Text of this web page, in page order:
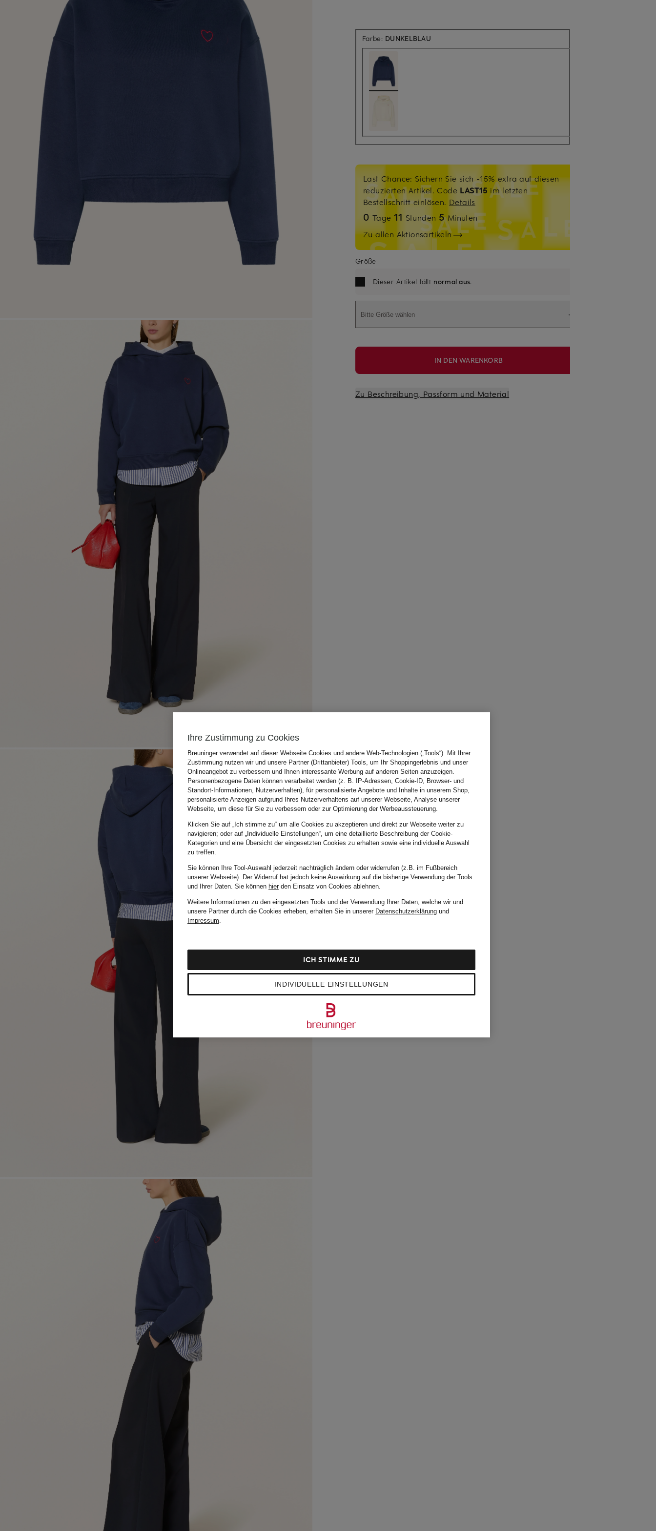
Farbe: DUNKELBLAU
Last Chance: Sichern Sie sich -15% extra auf diesen
reduzierten Artikel. Code LAST15 im letzten
Bestellschritt einlösen. Details
0 Tage11 Stunden 5Minuten
Zu allen Aktionsartikeln
Größe
Dieser Artikel fällt normal aus.
Bitte Größe wählen
IN DEN WARENKORB
Zu Beschreibung, Passform und Material
Ihre Zustimmung zu Cookies
Breuninger verwendet auf dieser Webseite Cookies und andere Web-Technologien („Tools“). Mit Ihrer
Zustimmung nutzen wir und unsere Partner (Drittanbieter) Tools, um Ihr Shoppingerlebnis und unser
Onlineangebot zu verbessern und Ihnen interessante Werbung auf anderen Seiten anzuzeigen.
Personenbezogene Daten können verarbeitet werden (z. B. IP-Adressen, Cookie-ID, Browser- und
Standort-Informationen, Nutzerverhalten), für personalisierte Angebote und Inhalte in unserem Shop,
personalisierte Anzeigen aufgrund Ihres Nutzerverhaltens auf unserer Webseite, Analyse unserer
Webseite, um diese für Sie zu verbessern oder zur Optimierung der Werbeaussteuerung.
Klicken Sie auf „Ich stimme zu“ um alle Cookies zu akzeptieren und direkt zur Webseite weiter zu
navigieren; oder auf „Individuelle Einstellungen“, um eine detaillierte Beschreibung der Cookie-
Kategorien und eine Übersicht der eingesetzten Cookies zu erhalten sowie eine individuelle Auswahl
zu treffen.
Sie können Ihre Tool-Auswahl jederzeit nachträglich ändern oder widerrufen (z.B. im Fußbereich
unserer Webseite). Der Widerruf hat jedoch keine Auswirkung auf die bisherige Verwendung der Tools
und Ihrer Daten. Sie können hierden Einsatz von Cookies ablehnen.
Weitere Informationen zu den eingesetzten Tools und der Verwendung Ihrer Daten, welche wir und
unsere Partner durch die Cookies erheben, erhalten Sie in unserer Datenschutzerklärung und
Impressum.
INDIVIDUELLE EINSTELLUNGEN
ICH STIMME ZU